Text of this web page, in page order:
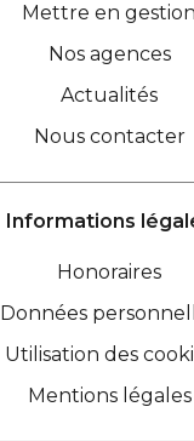
Mettre en gestion
Nos agences
Actualités
Nous contacter
Informations
Honoraires
Données
Utilisation des
Mentions légales